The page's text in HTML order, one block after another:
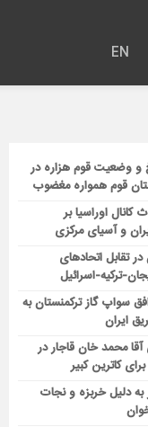
EN
و وضعیت قوم هزاره در
قوم همواره مغضوب
کانال اوراسیا بر
و آسیای مرکزی
تقابل اتحادهای
ترکیه-اسرائیل
سواپ گاز ترکمنستان به
ایران
محمد خان قاجار در
کاترین کبیر
دلیل خربزه و نجات